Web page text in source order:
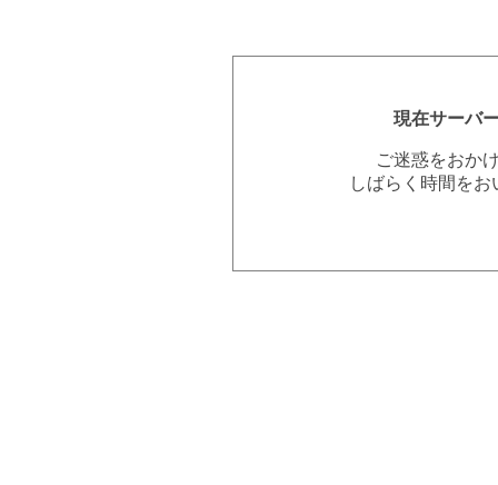
現在サーバ
ご迷惑をおか
しばらく時間を